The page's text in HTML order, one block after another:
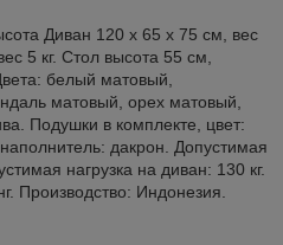
Диван 120 x 65 x 75 см, вес
5 кг. Стол высота 55 см,
белый матовый,
матовый, орех матовый,
Подушки в комплекте, цвет:
дакрон. Допустимая
нагрузка на диван: 130 кг.
Производство: Индонезия.